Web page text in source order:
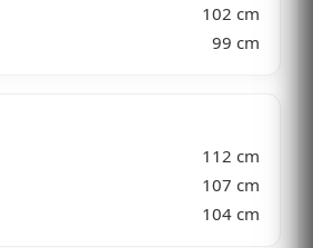
102 cm
99 cm
112 cm
107 cm
104 cm